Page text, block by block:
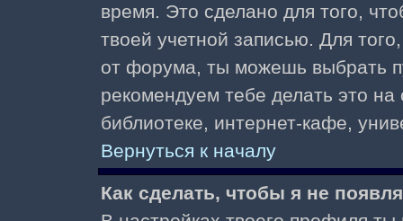
время. Это сделано для того,
твоей учетной записью. Для
от форума, ты можешь выбрать
рекомендуем тебе делать это
библиотеке, интернет-кафе,
Вернуться к началу
Как сделать, чтобы я не